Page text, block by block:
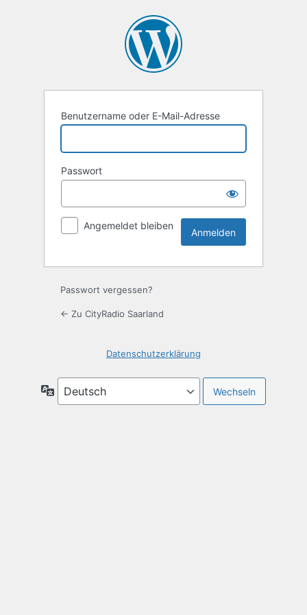
Benutzername oder E-Mail-Adresse
Passwort
Angemeldet bleiben
Passwort vergessen?
← Zu CityRadio Saarland
Datenschutzerklärung
Sprache